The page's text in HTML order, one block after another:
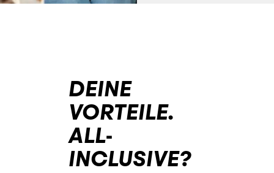
DEINE
VORTEILE.
ALL-
INCLUSIVE?